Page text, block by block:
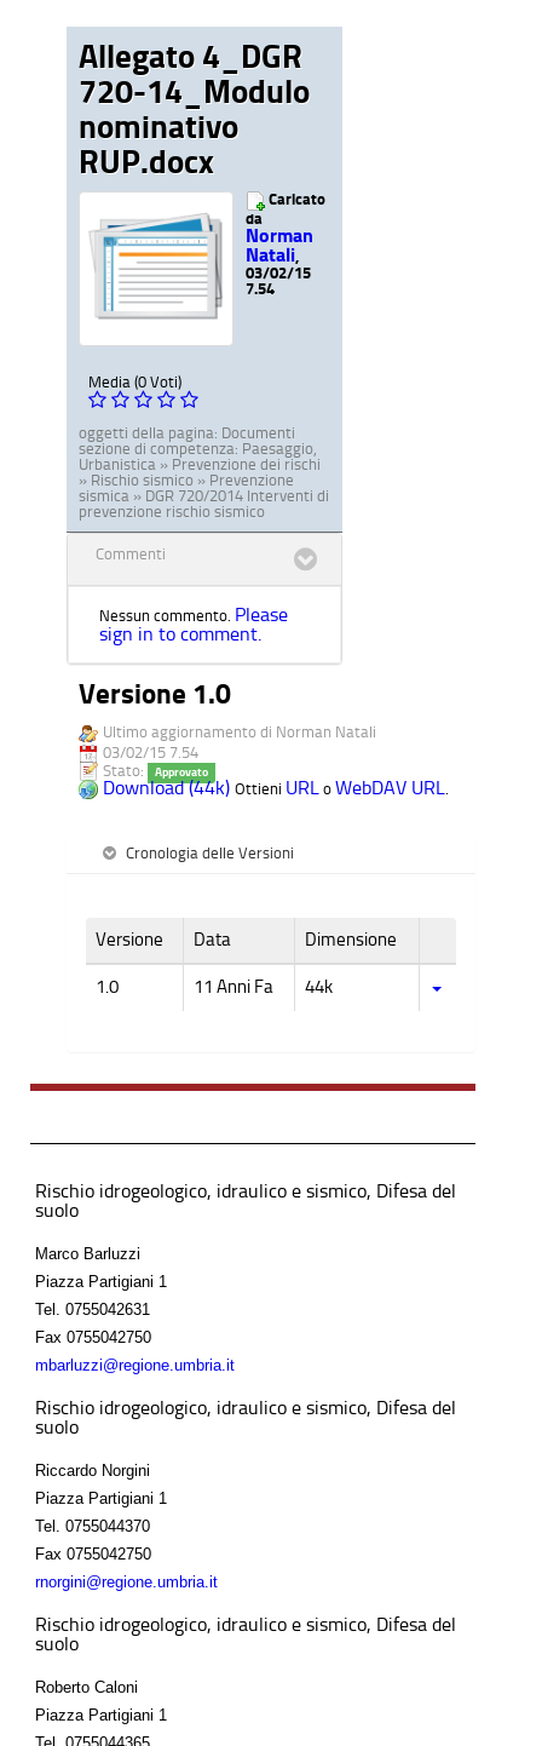
Allegato 4_DGR
720-14_Modulo
nominativo
RUP.docx
Caricato
da
Norman
Natali
03/02/15
7.54
Media (0 Voti)
oggetti della pagina: Documenti
sezione di competenza: Paesaggio,
Urbanistica » Prevenzione dei rischi
» Rischio sismico » Prevenzione
sismica » DGR 720/2014 Interventi di
prevenzione rischio sismico
Commenti
Nessun commento. Please
sign in to comment.
Versione 1.0
Ultimo aggiornamento di Norman Natali
03/02/15 7.54
Stato:
Approvato
Download (44k) Ottieni URL o WebDAV URL.
Cronologia delle Versioni
Versione Data Dimensione
1.0 11 Anni Fa 44k
Rischio idrogeologico, idraulico e sismico, Difesa del
suolo
Marco Barluzzi
Piazza Partigiani 1
Tel.
0755042631
Fax 0755042750
mbarluzzi@regione.umbria.it
Rischio idrogeologico, idraulico e sismico, Difesa del
suolo
Riccardo Norgini
Piazza Partigiani 1
Tel.
0755044370
Fax 0755042750
rnorgini@regione.umbria.it
Rischio idrogeologico, idraulico e sismico, Difesa del
suolo
Roberto Caloni
Piazza Partigiani 1